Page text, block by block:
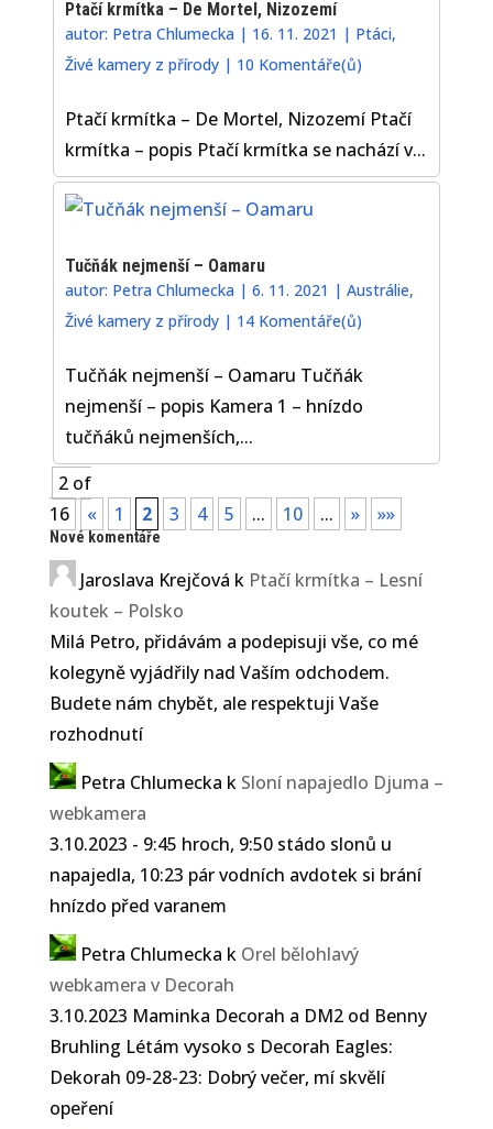
Ptačí krmítka – De Mortel, Nizozemí
autor: Petra Chlumecka | 16. 11. 2021 | Ptáci,
Živé kamery z přírody | 10 Komentáře(ů)
Ptačí krmítka – De Mortel, Nizozemí Ptačí
krmítka – popis Ptačí krmítka se nachází v...
Tučňák nejmenší – Oamaru
autor: Petra Chlumecka |6. 11. 2021 |Austrálie,
Živé kamery z přírody | 14 Komentáře(ů)
Tučňák nejmenší – Oamaru Tučňák
nejmenší – popis Kamera 1 – hnízdo
tučňáků nejmenších,...
2 of
16
« 1 2 3 4 5 ... 10 ... » »»
Nové komentáře
Jaroslava Krejčová k Ptačí krmítka – Lesní
koutek – Polsko
Milá Petro, přidávám a podepisuji vše, co mé
kolegyně vyjádřily nad Vaším odchodem.
Budete nám chybět, ale respektuji Vaše
rozhodnutí
Petra Chlumecka k Sloní napajedlo Djuma –
webkamera
3.10.2023 - 9:45 hroch, 9:50 stádo slonů u
napajedla, 10:23 pár vodních avdotek si brání
hnízdo před varanem
Petra Chlumecka k Orel bělohlavý
webkamera v Decorah
3.10.2023 Maminka Decorah a DM2 od Benny
Bruhling Létám vysoko s Decorah Eagles:
Dekorah 09-28-23: Dobrý večer, mí skvělí
opeření